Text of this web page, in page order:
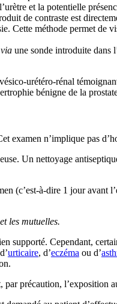
et la potentielle
de contraste est
Cette méthode permet
viaune sonde introduite dans
urétéro-rénal
bénigne de la
examen n’implique pas
Un nettoyage
(c’est-à-dire 1 jour
les mutuelles.
supporté. Cependant,
urticaire, d’eczémaou d’
par précaution, l’exposition